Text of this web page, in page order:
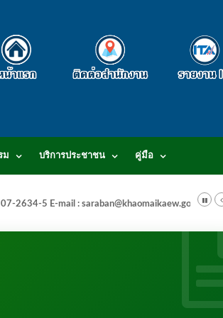
ม บริการประชาชน คู่มือ
2634-5 E-mail : saraban@khaomaikaew.go.th